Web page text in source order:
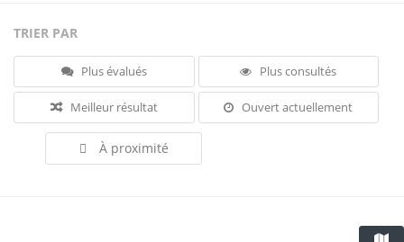
TRIER PAR
Plus évalués Plus consultés
Meilleur résultat Ouvert actuellement
À proximité